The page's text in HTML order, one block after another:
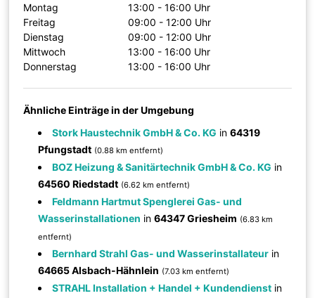
Montag
13:00 - 16:00 Uhr
Freitag
09:00 - 12:00 Uhr
Dienstag
09:00 - 12:00 Uhr
Mittwoch
13:00 - 16:00 Uhr
Donnerstag
13:00 - 16:00 Uhr
Ähnliche Einträge in der Umgebung
Stork Haustechnik GmbH & Co. KG in64319
Pfungstadt (0.88 km entfernt)
BOZ Heizung & Sanitärtechnik GmbH & Co. KG in
64560 Riedstadt (6.62 km entfernt)
Feldmann Hartmut Spenglerei Gas- und
Wasserinstallationen in64347 Griesheim (6.83 km
entfernt)
Bernhard Strahl Gas- und Wasserinstallateur in
64665 Alsbach-Hähnlein (7.03 km entfernt)
STRAHL Installation + Handel + Kundendienst in